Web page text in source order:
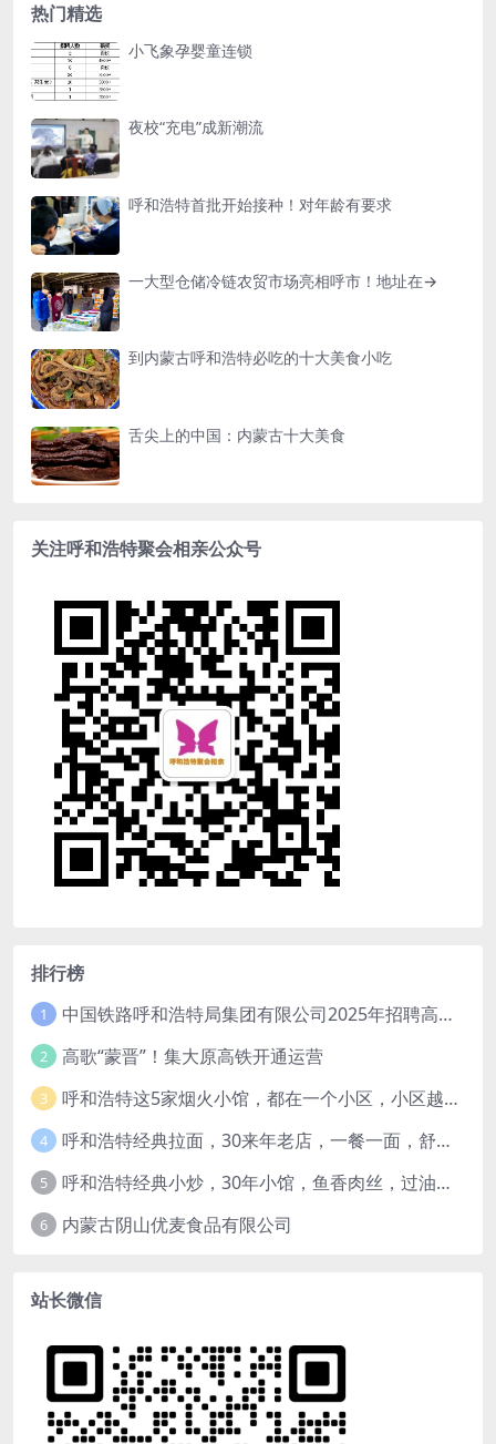
热门精选
小飞象孕婴童连锁
夜校“充电”成新潮流
呼和浩特首批开始接种！对年龄有要求
一大型仓储冷链农贸市场亮相呼市！地址在→
到内蒙古呼和浩特必吃的十大美食小吃
舌尖上的中国：内蒙古十大美食
关注呼和浩特聚会相亲公众号
排行榜
1 中国铁路呼和浩特局集团有限公司2025年招聘高校毕业生公告（1月15日截止）
2 高歌“蒙晋”！集大原高铁开通运营
3 呼和浩特这5家烟火小馆，都在一个小区，小区越老，小店“越破”，越有味道
4 呼和浩特经典拉面，30来年老店，一餐一面，舒服！
5 呼和浩特经典小炒，30年小馆，鱼香肉丝，过油肉土豆片，干炸里脊，全了！
6 内蒙古阴山优麦食品有限公司
站长微信